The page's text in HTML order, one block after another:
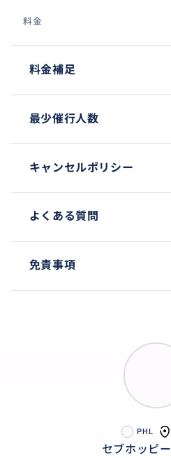
料金
料金補足
最少催行人数
キャンセルポリシー
よくある質問
免責事項
PHL
セブホッピー